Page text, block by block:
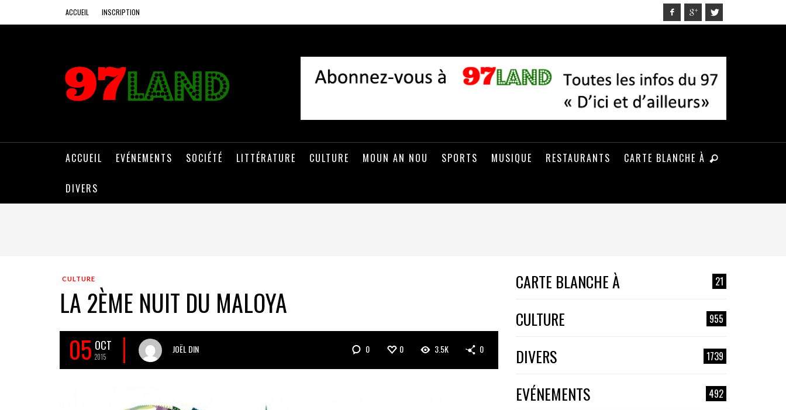
ACCUEIL INSCRIPTION
ACCUEIL EVÉNEMENTS SOCIÉTÉ LITTÉRATURE CULTURE MOUN AN NOU SPORTS MUSIQUE RESTAURANTS CARTE BLANCHE À
DIVERS
CULTURE
LA 2ÈME NUIT DU MALOYA
05 OCT
2015
JOËL DIN 0 0 3.5K 0
CARTE BLANCHE À 21
CULTURE 955
DIVERS 1739
EVÉNEMENTS 492